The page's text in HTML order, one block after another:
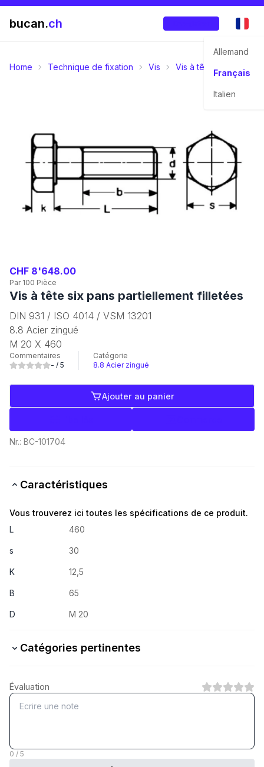
bucan.ch
Allemand
Français
Italien
Home Technique de fixation Vis Vis à tête six pans
CHF 8'648.00
Par 100 Pièce
Vis à tête six pans partiellement filletées
DIN 931 / ISO 4014 / VSM 13201
8.8 Acier zingué
M 20 X 460
Commentaires
- / 5
Catégorie
8.8 Acier zingué
Ajouter au panier
Nr.: BC-101704
Caractéristiques
Vous trouverez ici toutes les spécifications de ce produit.
L
460
s 30
K 12,5
B 65
D M 20
Catégories pertinentes
8.8 Stahl verzinkt
1 Catégorie
Évaluation
0 / 5